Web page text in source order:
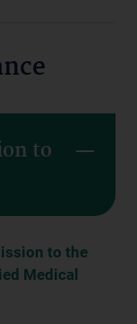
to
to the
Medical